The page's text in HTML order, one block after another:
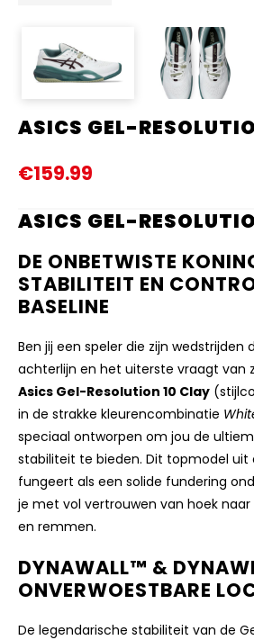
ASICS GEL-
€159.99
ASICS GEL-
DE ONBETWISTE
STABILITEIT EN
BASELINE
Ben jij een speler die zijn
achterlijn en het uiterste vraagt van
Asics Gel-Resolution 10 Clay
in de strakke kleurencombinatie
speciaal ontworpen om jou de
stabiliteit te bieden. Dit topmodel uit
fungeert als een solide fundering
je met vol vertrouwen van hoek
en remmen.
DYNAWALL™ &
ONVERWOESTBARE
De legendarische stabiliteit van de